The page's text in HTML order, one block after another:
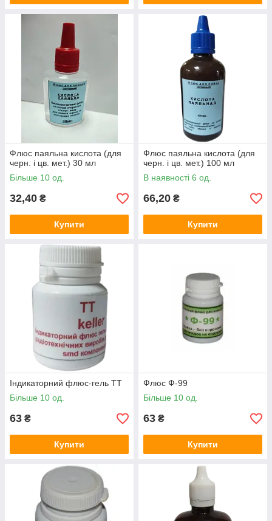
Флюс паяльна кислота (для
черн. і цв. мет.) 30 мл
Більше 10 од.
32,40 ₴
Купити
Флюс паяльна кислота (для
черн. і цв. мет.) 100 мл
В наявності 6 од.
66,20 ₴
Купити
Індикаторний флюс-гель ТТ
Більше 10 од.
63 ₴
Купити
Флюс Ф-99
Більше 10 од.
63 ₴
Купити